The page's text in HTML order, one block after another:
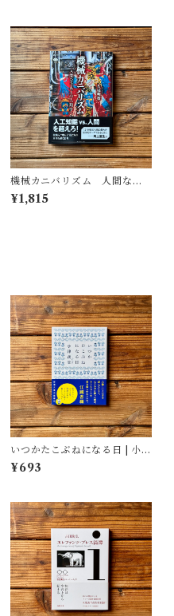
機械カニバリズム 人間なき
あとの人類学へ｜久保 明教
¥1,815
いつかたこぶねになる日 | 小津
夜景
¥693